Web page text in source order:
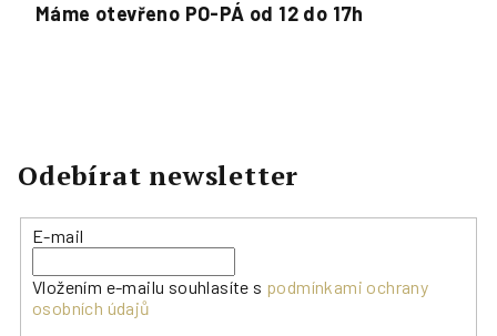
Máme otevřeno PO-PÁ od 12 do 17h
Odebírat newsletter
E-mail
Vložením e-mailu souhlasíte s podmínkami ochrany
osobních údajů